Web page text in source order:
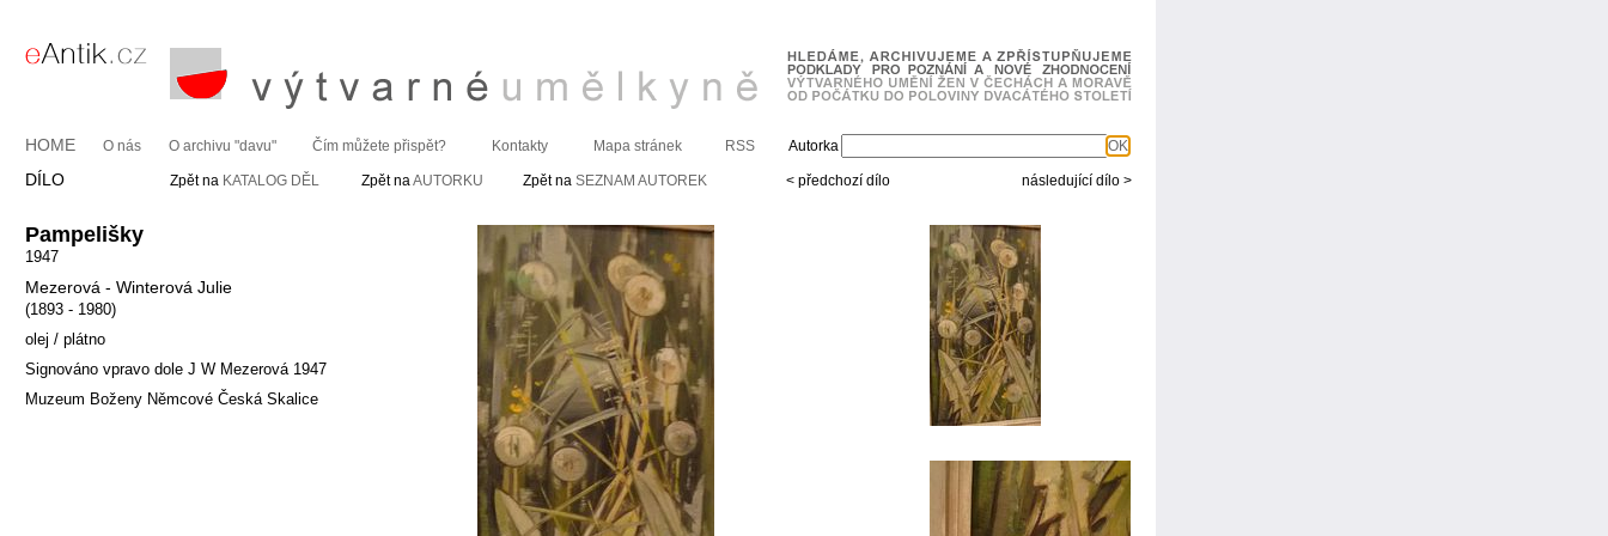
HOME O nás O archivu "davu" Čím můžete přispět? Kontakty Mapa stránek RSS Autorka OK
DÍLO Zpět na KATALOG DĚL Zpět naAUTORKU Zpět na SEZNAM AUTOREK < předchozí dílo následující dílo >
Pampelišky
1947
Mezerová - Winterová Julie
(1893 - 1980)
olej / plátno
Signováno vpravo dole J W Mezerová 1947
Muzeum Boženy Němcové Česká Skalice